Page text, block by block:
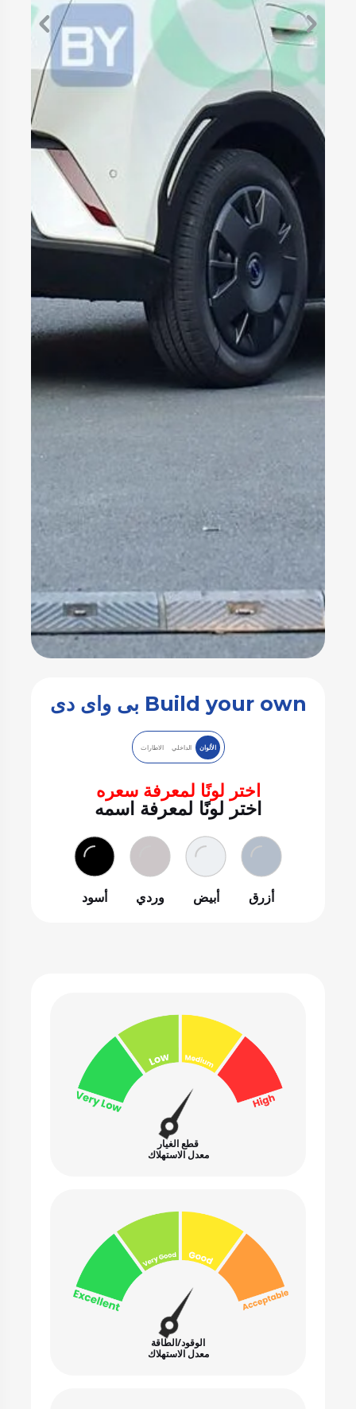
Build your own بى واى دى
الألوان الداخلي الاطارات
اختر لونًا لمعرفة سعره
اختر لونًا لمعرفة اسمه
أزرق أبيض وردي أسود
قطع الغيار
معدل الاستهلاك
الوقود/الطاقة
معدل الاستهلاك